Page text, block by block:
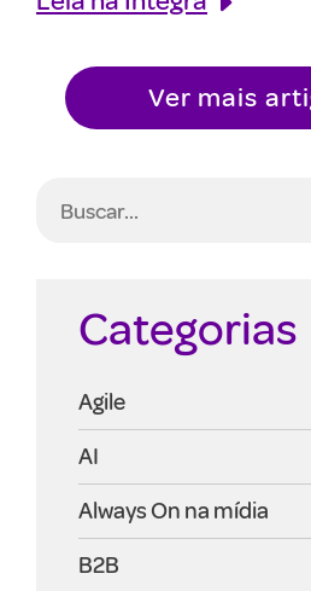
Ver mais
Categorias
Agile
AI
Always On na mídia
B2B